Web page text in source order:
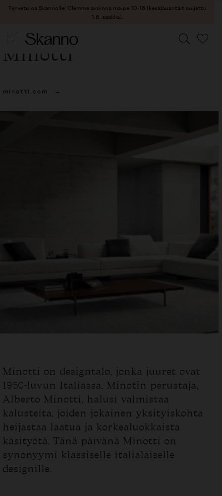
Tervetuloa Skannolle! Olemme avoinna ma-pe 10-18 (kesälauantait suljettu
1.8. saakka).
Type 2 or more characters for results.
Minotti
minotti.com
Minotti on designtalo, jonka juuret ovat
1950-luvun Italiassa. Minotin perustaja,
Alberto Minotti, halusi valmistaa
kalusteita, joiden jokainen yksityiskohta
heijastaa laatua ja korkealuokkaista
käsityötä. Tänä päivänä Minotti on
synonyymi klassiselle italialaiselle
designille.